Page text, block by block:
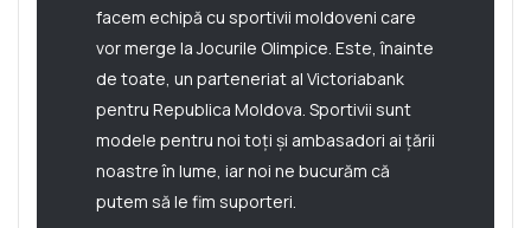
facem echipă cu sportivii moldoveni care
vor merge la Jocurile Olimpice. Este, înainte
de toate, un parteneriat al Victoriabank
pentru Republica Moldova. Sportivii sunt
modele pentru noi toți și ambasadori ai țării
noastre în lume, iar noi ne bucurăm că
putem să le fim suporteri.